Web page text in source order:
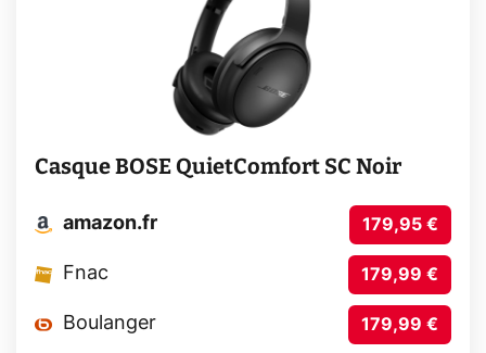
Casque BOSE QuietComfort SC Noir
amazon.fr 179,95 €
Fnac 179,99 €
Boulanger 179,99 €